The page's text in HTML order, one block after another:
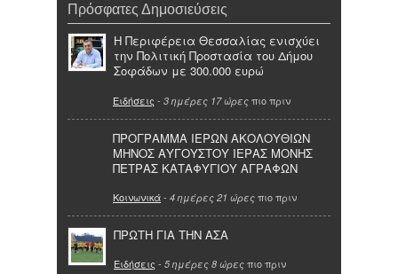
Πρόσφατες Δημοσιεύσεις
Η Περιφέρεια Θεσσαλίας ενισχύει
την Πολιτική Προστασία του Δήμου
Σοφάδων με 300.000 ευρώ
Ειδήσεις - 3 ημέρες 17 ώρες πιο πριν
ΠΡΟΓΡΑΜΜΑ ΙΕΡΩΝ ΑΚΟΛΟΥΘΙΩΝ
ΜΗΝΟΣ ΑΥΓΟΥΣΤΟΥ ΙΕΡΑΣ ΜΟΝΗΣ
ΠΕΤΡΑΣ ΚΑΤΑΦΥΓΙΟΥ ΑΓΡΑΦΩΝ
Κοινωνικά- 4 ημέρες 21 ώρες πιο πριν
ΠΡΩΤΗ ΓΙΑ ΤΗΝ ΑΣΑ
Ειδήσεις - 5 ημέρες 8 ώρες πιο πριν